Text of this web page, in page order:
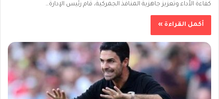
كفاءة الأداء وتعزيز جاهزية المنافذ الجمركية، قام رئيس الإدارة…
أكمل القراءة »